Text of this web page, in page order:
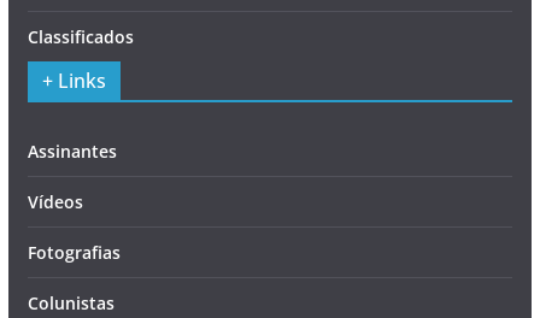
Classificados
+ Links
Assinantes
Vídeos
Fotografias
Colunistas